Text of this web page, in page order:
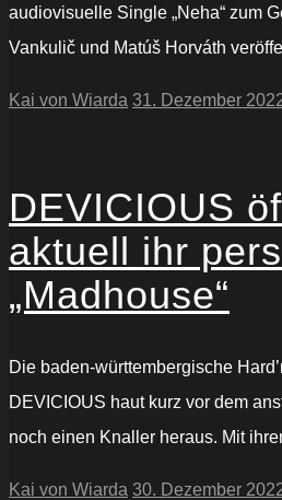
audiovisuelle Single „Neha“ zum
Vankulič und Matúš Horváth
Kai von Wiarda 31. Dezember
DEVICIOUS
aktuell ihr
„Madhouse“
Die baden-württembergische
DEVICIOUS haut kurz vor dem
noch einen Knaller heraus. Mit
Kai von Wiarda 30. Dezember